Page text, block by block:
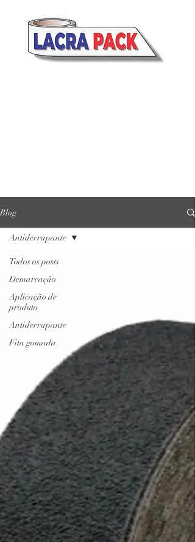
Blog
Todos os posts
Demarcação
Aplicação de
produto
Antiderrapante
Fita gomada
Antiderrapante